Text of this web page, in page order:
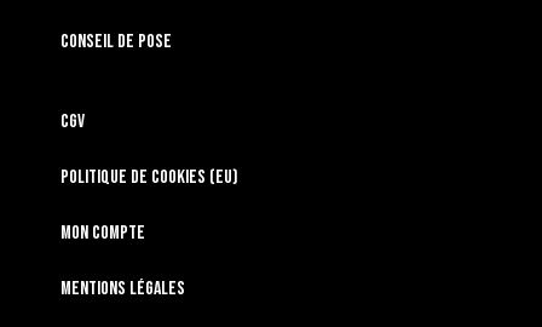
Conseil de pose
CGV
Politique de cookies (EU)
Mon compte
Mentions légales